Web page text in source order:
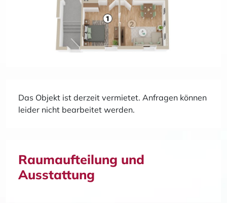
Das Objekt ist derzeit vermietet. Anfragen können
leider nicht bearbeitet werden.
Raumaufteilung und
Ausstattung